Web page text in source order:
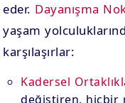
eder. Dayanışma
yaşam
karşılaşırlar:
Kadersel
değiştiren, hiçbir